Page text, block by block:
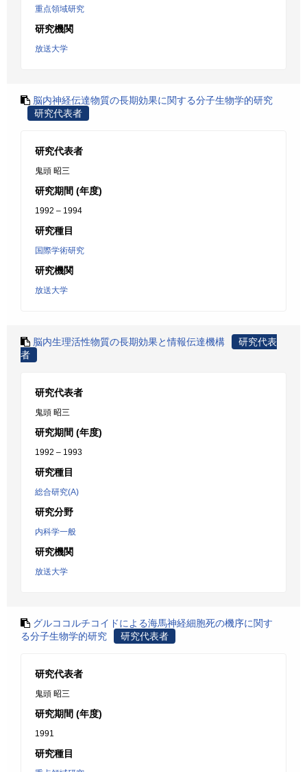
重点領域研究
研究機関
放送大学
脳内神経伝達物質の長期効果に関する分子生物学的研究
研究代表者
研究代表者
鬼頭 昭三
研究期間 (年度)
1992 – 1994
研究種目
国際学術研究
研究機関
放送大学
脳内生理活性物質の長期効果と情報伝達機構
研究代表
者
研究代表者
鬼頭 昭三
研究期間 (年度)
1992 – 1993
研究種目
総合研究(A)
研究分野
内科学一般
研究機関
放送大学
グルココルチコイドによる海馬神経細胞死の機序に関す
る分子生物学的研究
研究代表者
研究代表者
鬼頭 昭三
研究期間 (年度)
1991
研究種目